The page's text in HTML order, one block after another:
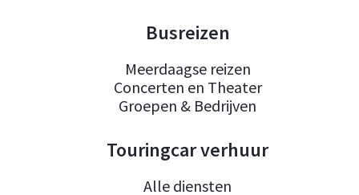
Busreizen
Meerdaagse reizen
Concerten en Theater
Groepen & Bedrijven
Touringcar verhuur
Alle diensten